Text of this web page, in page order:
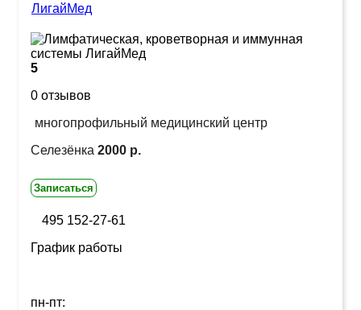
ЛигайМед
5
0 отзывов
многопрофильный медицинский центр
Селезёнка 2000 р.
Записаться
495 152-27-61
График работы
пн-пт: